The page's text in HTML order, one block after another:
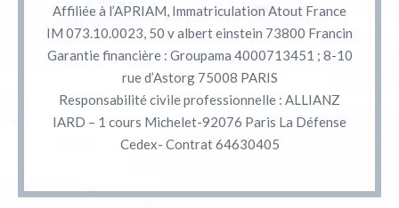
Affiliée à l’APRIAM, Immatriculation Atout France
IM 073.10.0023, 50 v albert einstein 73800 Francin
Garantie financière : Groupama 4000713451 ; 8-10
rue d’Astorg 75008 PARIS
Responsabilité civile professionnelle : ALLIANZ
IARD – 1 cours Michelet-92076 Paris La Défense
Cedex- Contrat 64630405